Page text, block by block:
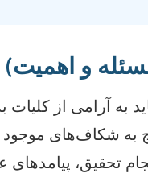
و اهمیت)
به آرامی از
به شکاف‌های موجود
تحقیق، پیامدهای